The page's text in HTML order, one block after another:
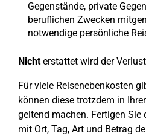
Gegenstände, private
beruflichen Zwecken
notwendige persönliche
Nichterstattet wird der
Für viele Reisenebenkosten
können diese trotzdem in Ihrer
geltend machen. Fertigen Sie
mit Ort, Tag, Art und Betrag